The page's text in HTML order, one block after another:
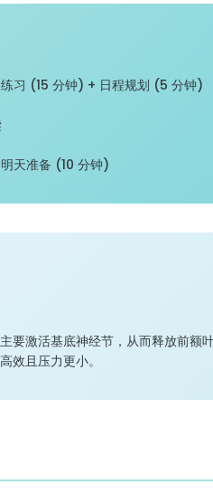
习 (15 分钟) + 日程规划 (5 分钟)
天准备 (10 分钟)
要激活基底神经节，从而释放前额
效且压力更小。